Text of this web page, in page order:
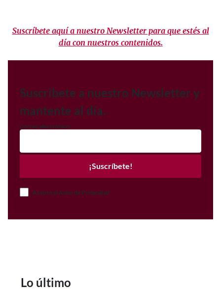
Suscríbete aquí a nuestro Newsletter para que estés al
día con nuestros contenidos.
Suscríbete a nuestro Newsletter y
mantente al día.
Correo electrónico
¡Suscríbete!
Acepto el Aviso de Privacidad
Lo último